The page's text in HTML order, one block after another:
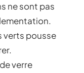
ne sont pas
verts pousse
verre